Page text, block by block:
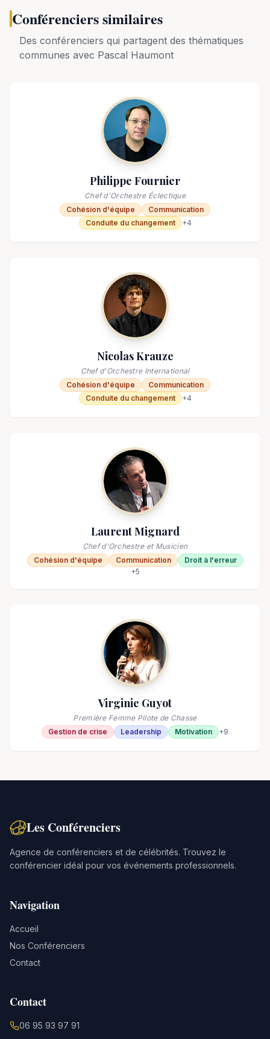
Conférenciers similaires
Des conférenciers qui partagent des thématiques
communes avec Pascal Haumont
Philippe Fournier
Chef d'Orchestre Éclectique
Cohésion d'équipe
Communication
Conduite du changement
+4
Nicolas Krauze
Chef d'Orchestre International
Cohésion d'équipe
Communication
Conduite du changement
+4
Laurent Mignard
Chef d'Orchestre et Musicien
Cohésion d'équipe
Communication
Droit à l'erreur
+5
Virginie Guyot
Première Femme Pilote de Chasse
Gestion de crise
Leadership Motivation +9
Les Conférenciers
Agence de conférenciers et de célébrités. Trouvez le
conférencier idéal pour vos événements professionnels.
Navigation
Accueil
Nos Conférenciers
Contact
Contact
06 95 93 97 91